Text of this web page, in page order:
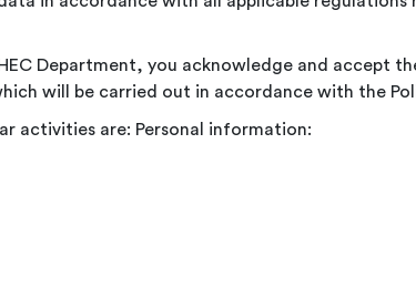
Department, you acknowledge and accept
will be carried out in accordance with the
activities are: Personal information: